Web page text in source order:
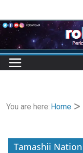
to
content
You are here: Home
Tamashii Nation